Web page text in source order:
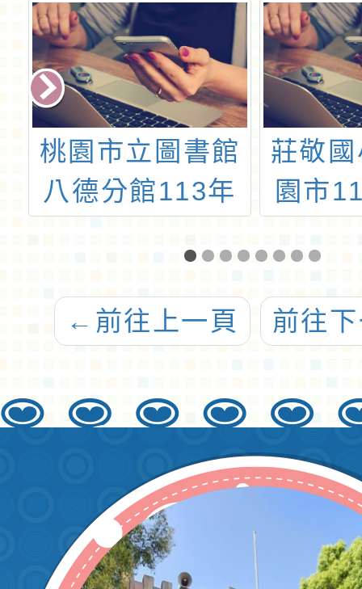
桃園市立圖書館
八德分館113年
島」閱讀推廣活
動
莊敬
園市
推
← 前往上一頁 前往